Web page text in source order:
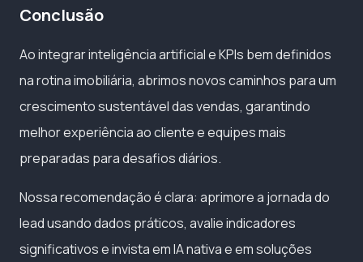
Conclusão
Ao integrar inteligência artificial e KPIs bem definidos
na rotina imobiliária, abrimos novos caminhos para um
crescimento sustentável das vendas, garantindo
melhor experiência ao cliente e equipes mais
preparadas para desafios diários.
Nossa recomendação é clara: aprimore a jornada do
lead usando dados práticos, avalie indicadores
significativos e invista em IA nativa e em soluções